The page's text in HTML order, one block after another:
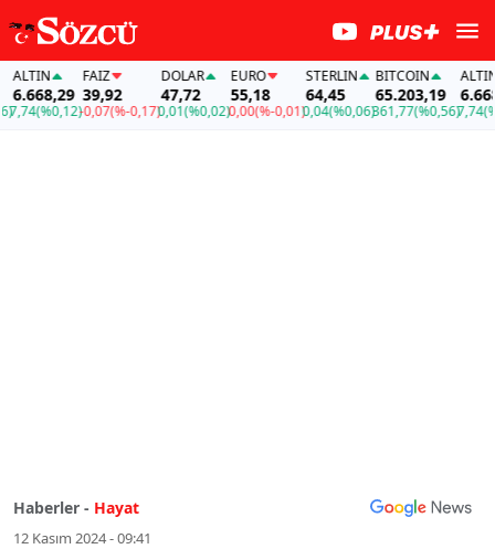
(%0,12)
FAİZ
39,92
-0,07(%-0,17)
DOLAR
47,72
0,01(%0,02)
EURO
55,18
0,00(%-0,01)
STERLIN
64,45
0,04(%0,06)
BITCOIN
65.203,19
361,77(%0,56)
ALTIN
6.668,29
7,74
Haberler - Hayat
12 Kasım 2024 - 09:41